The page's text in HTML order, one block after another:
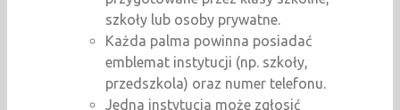
szkoły lub osoby prywatne.
Każda palma powinna posiadać
emblemat instytucji (np. szkoły,
przedszkola) oraz numer telefonu.
Jedna instytucja może zgłosić